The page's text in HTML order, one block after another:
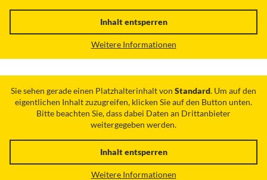
Inhalt entsperren
Weitere Informationen
Sie sehen gerade einen Platzhalterinhalt von Standard. Um auf den
eigentlichen Inhalt zuzugreifen, klicken Sie auf den Button unten.
Bitte beachten Sie, dass dabei Daten an Drittanbieter
weitergegeben werden.
Inhalt entsperren
Weitere Informationen